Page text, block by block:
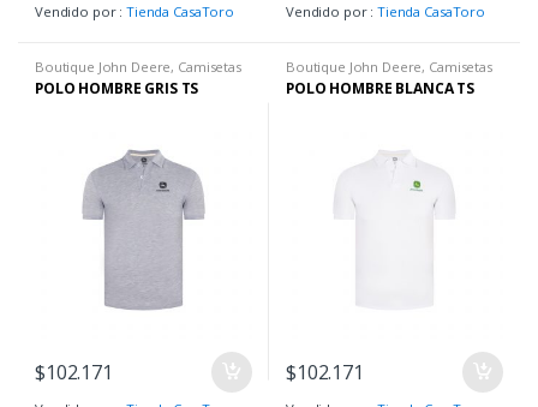
Vendido por :Tienda CasaToro Vendido por :Tienda CasaToro
Boutique John Deere, Camisetas
H ,Hombre,Ropa H
POLO HOMBRE GRIS TS
$102.171
Boutique John Deere, Camisetas
H ,Hombre,Ropa H
POLO HOMBRE BLANCA TS
$102.171